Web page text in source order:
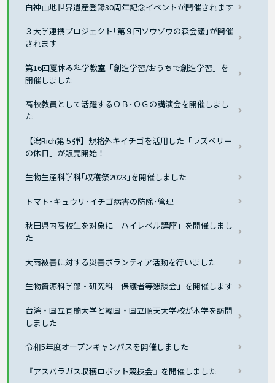
白神山地世界遺産登録30周年記念イベントが開催されます
３大学連携プロジェクト｢第９回ソウゾウの森会議｣が開催
されます
第16回夏休み科学教室「創造学習/おうちで創造学習」を
開催しました
高校教員として活躍するＯＢ･ＯＧの講演会を開催しまし
た
【潟Rich第５弾】規格外キイチゴを活用した「ラズベリー
の休日」が販売開始！
生物生産科学科｢収穫祭2023｣を開催しました
トマト･キュウリ･イチゴ病害の防除･管理
秋田県内高校生を対象に「ハイレベル講座」を開催しまし
た
大雨被害に対する災害ボランティア活動を行いました
生物資源科学部・研究科「保護者等懇談会」を開催します
台湾・国立宜蘭大学と韓国・国立順天大学校が本学を訪問
しました
令和5年度オープンキャンパスを開催しました
『アスパラガス収穫ロボット競技会』を開催しました